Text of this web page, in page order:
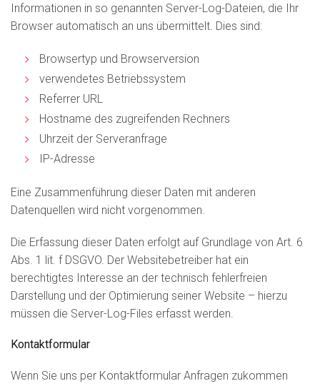
Informationen in so genannten Server-Log-Dateien, die Ihr
Browser automatisch an uns übermittelt. Dies sind:
Browsertyp und Browserversion
verwendetes Betriebssystem
Referrer URL
Hostname des zugreifenden Rechners
Uhrzeit der Serveranfrage
IP-Adresse
Eine Zusammenführung dieser Daten mit anderen
Datenquellen wird nicht vorgenommen.
Die Erfassung dieser Daten erfolgt auf Grundlage von Art. 6
Abs. 1 lit. f DSGVO. Der Websitebetreiber hat ein
berechtigtes Interesse an der technisch fehlerfreien
Darstellung und der Optimierung seiner Website – hierzu
müssen die Server-Log-Files erfasst werden.
Kontaktformular
Wenn Sie uns per Kontaktformular Anfragen zukommen